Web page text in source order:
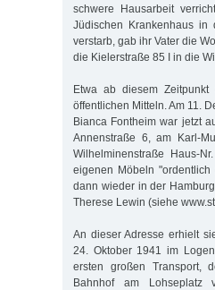
schwere Hausarbeit
Jüdischen Krankenhaus in
verstarb, gab ihr Vater die
die Kielerstraße 85 I in die
Etwa ab diesem
öffentlichen Mitteln. Am 11.
Bianca Fontheim war jetzt
Annenstraße 6, am Karl-
Wilhelminenstraße Haus-
eigenen Möbeln "ordentlich
dann wieder in der
Therese Lewin (siehe
An dieser Adresse erhielt
24. Oktober 1941 im
ersten großen Transport,
Bahnhof am